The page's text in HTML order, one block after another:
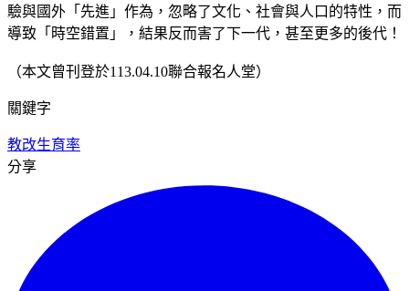
驗與國外「先進」作為，忽略了文化、社會與人口的特性，而
導致「時空錯置」，結果反而害了下一代，甚至更多的後代！
（本文曾刊登於113.04.10聯合報名人堂）
關鍵字
教改生育率
分享